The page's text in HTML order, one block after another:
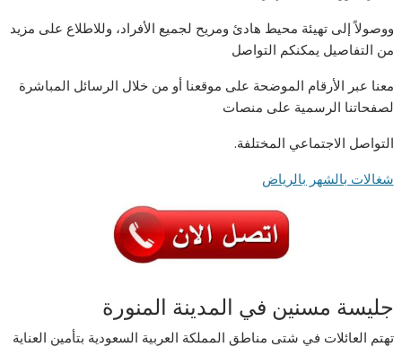
ووصولاً إلى تهيئة محيط هادئ ومريح لجميع الأفراد، وللاطلاع على مزيد
من التفاصيل يمكنكم التواصل
معنا عبر الأرقام الموضحة على موقعنا أو من خلال الرسائل المباشرة
لصفحاتنا الرسمية على منصات
التواصل الاجتماعي المختلفة.
شغالات بالشهر بالرياض
جليسة مسنين في المدينة المنورة
تهتم العائلات في شتى مناطق المملكة العربية السعودية بتأمين العناية